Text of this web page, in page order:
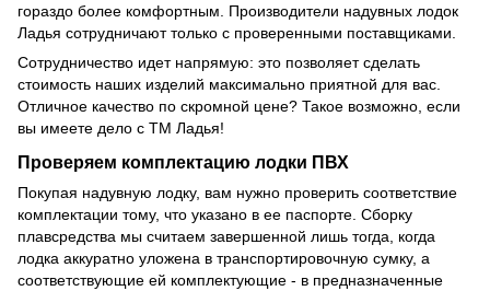
гораздо более комфортным. Производители надувных лодок
Ладья сотрудничают только с проверенными поставщиками.
Сотрудничество идет напрямую: это позволяет сделать
стоимость наших изделий максимально приятной для вас.
Отличное качество по скромной цене? Такое возможно, если
вы имеете дело с ТМ Ладья!
Проверяем комплектацию лодки ПВХ
Покупая надувную лодку, вам нужно проверить соответствие
комплектации тому, что указано в ее паспорте. Сборку
плавсредства мы считаем завершенной лишь тогда, когда
лодка аккуратно уложена в транспортировочную сумку, а
соответствующие ей комплектующие - в предназначенные